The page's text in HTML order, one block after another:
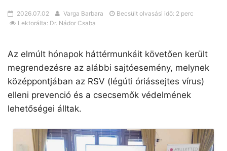
2026.07.02 Varga Barbara
Becsült olvasási idő: 2 perc
Lektorálta: Dr. Nádor Csaba
Az elmúlt hónapok háttérmunkáit követően került
megrendezésre az alábbi sajtóesemény, melynek
középpontjában az RSV (légúti óriássejtes vírus)
elleni prevenció és a csecsemők védelmének
lehetőségei álltak.